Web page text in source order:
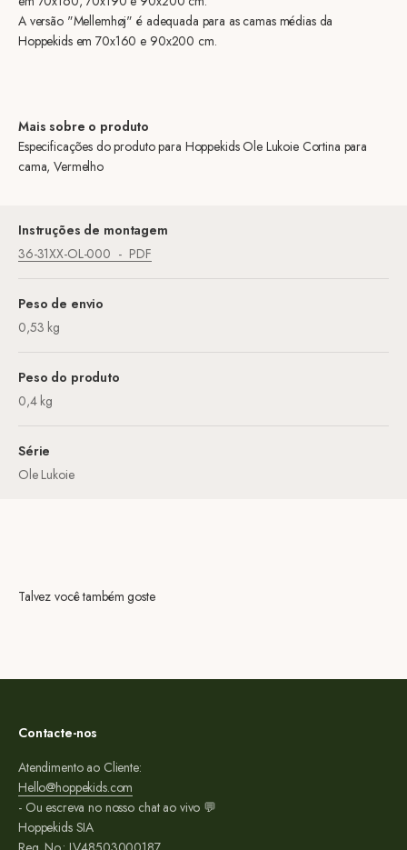
A versão "Mellemhøj" é adequada para as camas médias da
Hoppekids em 70x160 e 90x200 cm.
Mais sobre o produto
Especificações do produto para Hoppekids Ole Lukoie Cortina para
cama, Vermelho
Instruções de montagem
36-31XX-OL-000
PDF
Peso de envio
0,53 kg
Peso do produto
0,4 kg
Série
Ole Lukoie
Talvez você também goste
Contacte-nos
Atendimento ao Cliente:
Hello@hoppekids.com
- Ou escreva no nosso chat ao vivo 💬
Hoppekids SIA